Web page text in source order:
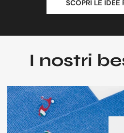
SCOPRI LE IDEE
I nostri